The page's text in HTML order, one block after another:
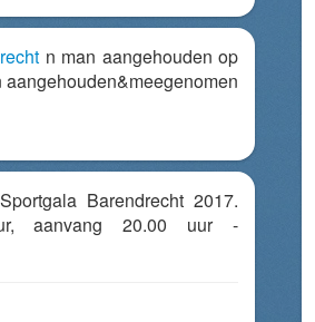
n man aangehouden op
Barendrecht 2017.
aanvang 20.00 uur -